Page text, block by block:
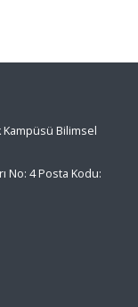
Bilimsel
No: 4 Posta Kodu: